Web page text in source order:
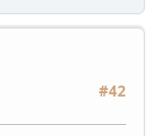
#42